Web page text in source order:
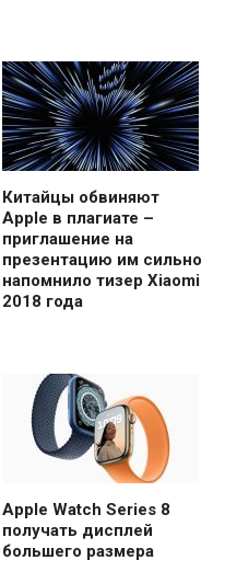
Китайцы обвиняют
Apple в плагиате –
приглашение на
презентацию им сильно
напомнило тизер Xiaomi
2018 года
Apple Watch Series 8
получать дисплей
большего размера